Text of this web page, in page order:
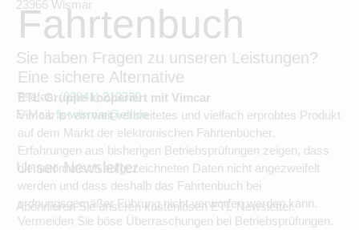
Vimcar
digitales Fahrtenbuch
Fahrtenbuch
Eine sichere Alternative
ETL-Gruppe kooperiert mit Vimcar
Vimcar ist ein weit verbreitetes und vielfach erprobtes Produkt
auf dem Markt der elektronischen Fahrtenbücher.
Erfahrungen aus bisherigen Betriebsprüfungen zeigen, dass
die automatisch aufgezeichneten Daten nicht angezweifelt
werden und dass deshalb das Fahrtenbuch bei
ordnungsgemäßer Führung nicht verworfen werden kann.
Vermeiden Sie böse Überraschungen bei Betriebsprüfungen.
23966 Wismar
Sie haben Fragen zu unseren Leistungen?
Telefon:(03841) 213330
E-Mail:fp-wismar@etl.de
Unser Newsletter
Abonnieren Sie unseren kostenlosen ETL-Newsletter.
Tracking- und Targeting-Cookies
unsere Website auf Ihre Bedürfnisse hin
zu optimieren. Hierzu gehört eine
bedarfsgerechte Gestaltung und
fortlaufende Verbesserung unseres
Angebotes einschließlich der
Verknüpfung zu Social-Media-
Angeboten von z.B. Facebook und
LinkedIn.
Betreibercookies
Diese Cookies sind erforderlich, um z.B.
Google Maps zu nutzen oder
eingebettete Videos abspielen zu
können.